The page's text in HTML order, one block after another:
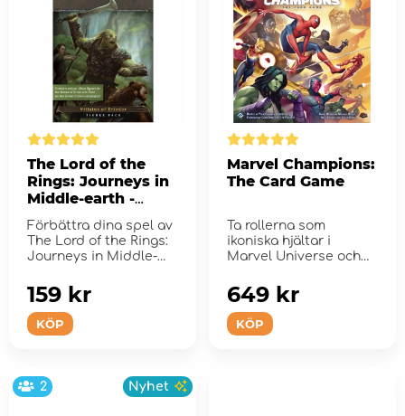
The Lord of the
Rings: Journeys in
Middle-earth -
Villains of Eriador
Figure Pack (Exp.)
Förbättra dina spel av
The Lord of the Rings:
Journeys in Middle-
KÖP
159 kr
Marvel Champions:
The Card Game
Ta rollerna som
ikoniska hjältar i
Marvel Universe och
KÖP
649 kr
2 Nyhet